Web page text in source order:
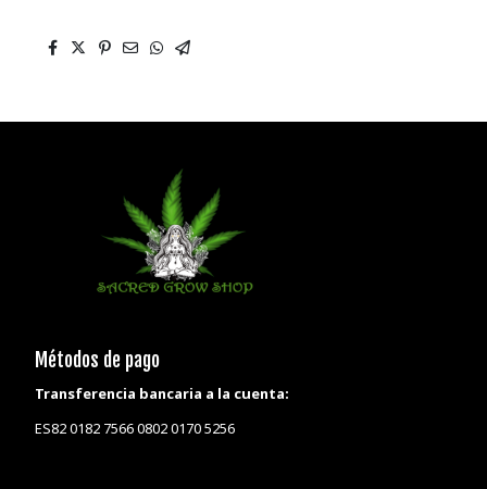
Métodos de pago
Transferencia bancaria a la cuenta:
ES82 0182 7566 0802 0170 5256